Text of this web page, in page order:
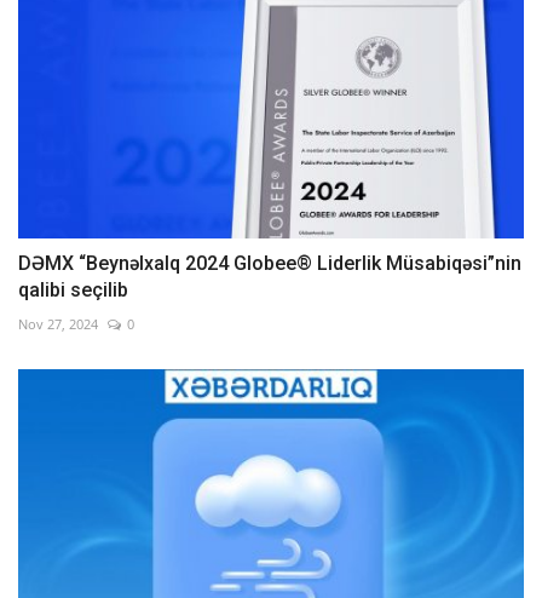
DƏMX “Beynəlxalq 2024 Globee® Liderlik Müsabiqəsi”nin
qalibi seçilib
Nov 27, 2024 0